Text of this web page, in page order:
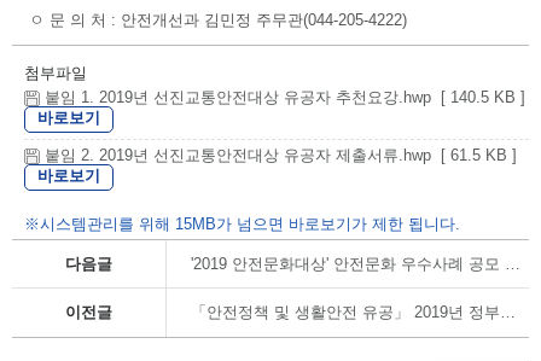
ㅇ 문 의 처 : 안전개선과 김민정 주무관(044-205-4222)
첨부파일
붙임 1. 2019년 선진교통안전대상 유공자 추천요강.hwp [ 140.5 KB ]
바로보기
붙임 2. 2019년 선진교통안전대상 유공자 제출서류.hwp [ 61.5 KB ]
바로보기
※시스템관리를 위해 15MB가 넘으면 바로보기가 제한 됩니다.
다음글 '2019 안전문화대상' 안전문화 우수사례 공모 및 유공 후보자 모집
이전글 「안전정책 및 생활안전 유공」 2019년 정부포상 후보 모집공고